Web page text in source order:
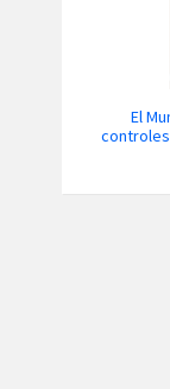
El
controles